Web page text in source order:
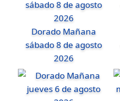
Dorado Mañana
sábado 8 de agosto
2026